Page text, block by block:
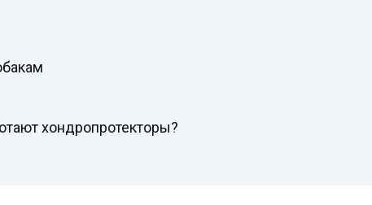
хондропротекторы?